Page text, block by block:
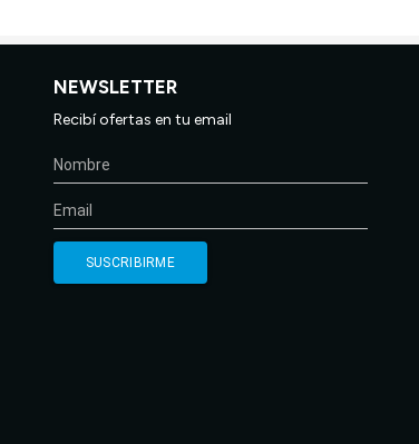
NEWSLETTER
Recibí ofertas en tu email